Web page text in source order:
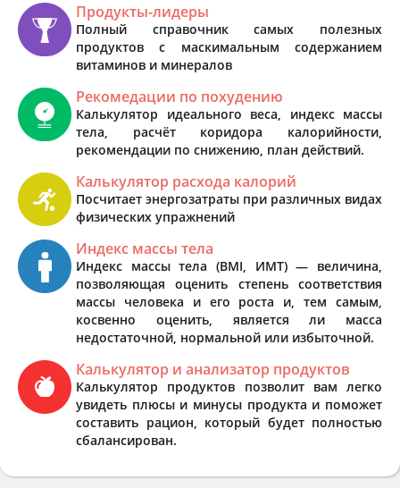
Продукты-лидеры
Полный справочник самых полезных
продуктов с маскимальным содержанием
витаминов и минералов
Рекомедации по похудению
Калькулятор идеального веса, индекс массы
тела, расчёт коридора калорийности,
рекомендации по снижению, план действий.
Калькулятор расхода калорий
Посчитает энергозатраты при различных видах
физических упражнений
Индекс массы тела
Индекс массы тела (BMI, ИМТ) — величина,
позволяющая оценить степень соответствия
массы человека и его роста и, тем самым,
косвенно оценить, является ли масса
недостаточной, нормальной или избыточной.
Калькулятор и анализатор продуктов
Калькулятор продуктов позволит вам легко
увидеть плюсы и минусы продукта и поможет
составить рацион, который будет полностью
сбалансирован.